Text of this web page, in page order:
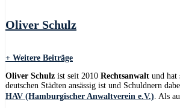
Oliver Schulz
+ Weitere Beiträge
Oliver Schulz ist seit 2010 Rechtsanwalt und hat
deutschen Städten ansässig ist und Schuldnern
HAV (Hamburgischer Anwaltverein e.V.) . Als